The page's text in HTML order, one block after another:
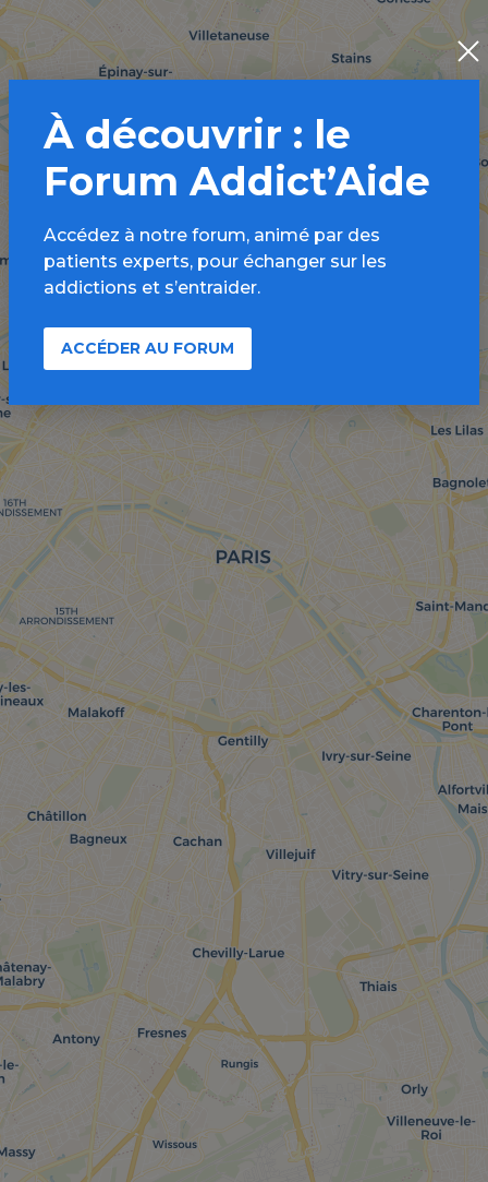
À découvrir : le
Forum Addict’Aide
Accédez à notre forum, animé par des
patients experts, pour échanger sur les
addictions et s’entraider.
ACCÉDER AU FORUM